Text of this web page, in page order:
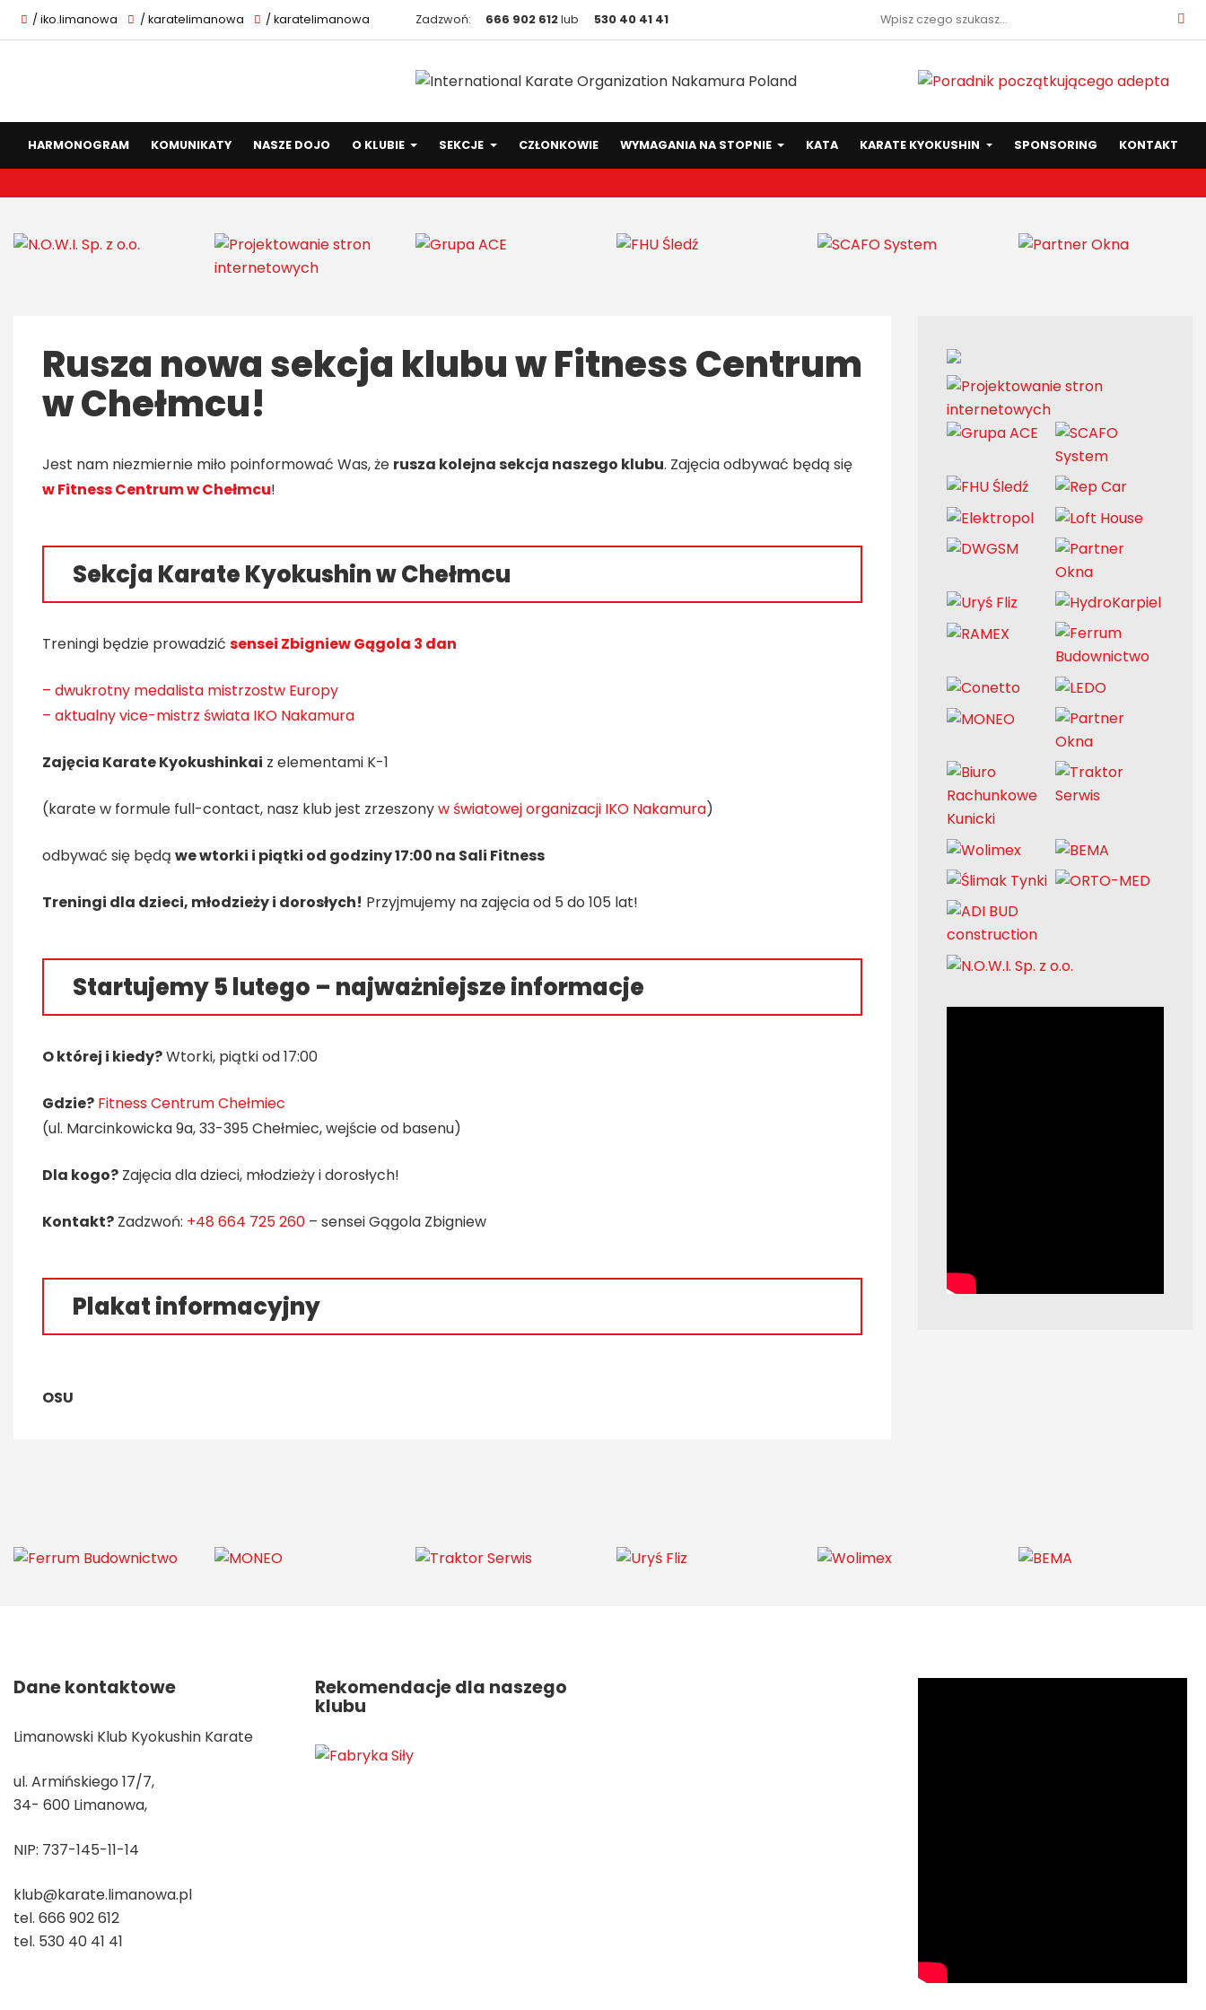
/ iko.limanowa / karatelimanowa / karatelimanowa Zadzwoń: 666 902 612lub 530 40 41 41 Szukaj:
HARMONOGRAM KOMUNIKATY NASZE DOJO O KLUBIE SEKCJE CZŁONKOWIE WYMAGANIA NA STOPNIE KATA KARATE KYOKUSHIN SPONSORING KONTAKT
Rusza nowa sekcja klubu w Fitness Centrum
w Chełmcu!
Jest nam niezmiernie miło poinformować Was, że rusza kolejna sekcja naszego klubu. Zajęcia odbywać będą się
w Fitness Centrum w Chełmcu!
Sekcja Karate Kyokushin w Chełmcu
Treningi będzie prowadzić sensei Zbigniew Gągola 3 dan
– dwukrotny medalista mistrzostw Europy
– aktualny vice-mistrz świata IKO Nakamura
Zajęcia Karate Kyokushinkai z elementami K-1
(karate w formule full-contact, nasz klub jest zrzeszonyw światowej organizacji IKO Nakamura)
odbywać się będą we wtorki i piątki od godziny 17:00 na Sali Fitness
Treningi dla dzieci, młodzieży i dorosłych! Przyjmujemy na zajęcia od 5 do 105 lat!
Startujemy 5 lutego – najważniejsze informacje
O której i kiedy?Wtorki, piątki od 17:00
Gdzie? Fitness Centrum Chełmiec
(ul. Marcinkowicka 9a, 33-395 Chełmiec, wejście od basenu)
Dla kogo? Zajęcia dla dzieci, młodzieży i dorosłych!
Kontakt? Zadzwoń: +48 664 725 260 – sensei Gągola Zbigniew
Plakat informacyjny
OSU
Dane kontaktowe
Limanowski Klub Kyokushin Karate
ul. Armińskiego 17/7,
34- 600 Limanowa,
NIP: 737-145-11-14
klub@karate.limanowa.pl
tel. 666 902 612
tel. 530 40 41 41
Rekomendacje dla naszego
klubu